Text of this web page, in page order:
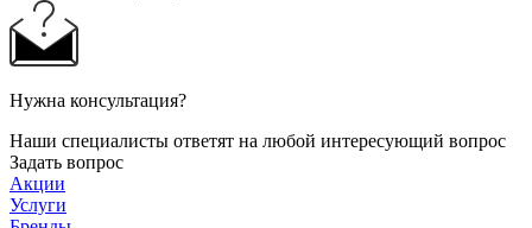
Нужна консультация?
Наши специалисты ответят на любой интересующий вопрос
Задать вопрос
Акции
Услуги